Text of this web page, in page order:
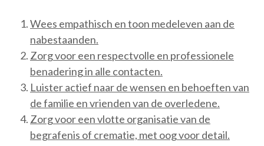
Wees empathisch en toon medeleven aan de
nabestaanden.
Zorg voor een respectvolle en professionele
benadering in alle contacten.
Luister actief naar de wensen en behoeften van
de familie en vrienden van de overledene.
Zorg voor een vlotte organisatie van de
begrafenis of crematie, met oog voor detail.